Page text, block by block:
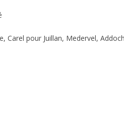
Carel pour Juillan, Medervel,